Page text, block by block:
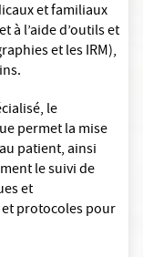
et familiaux
à l’aide d’outils et
et les IRM),
le
permet la mise
patient, ainsi
le suivi de
et
protocoles pour